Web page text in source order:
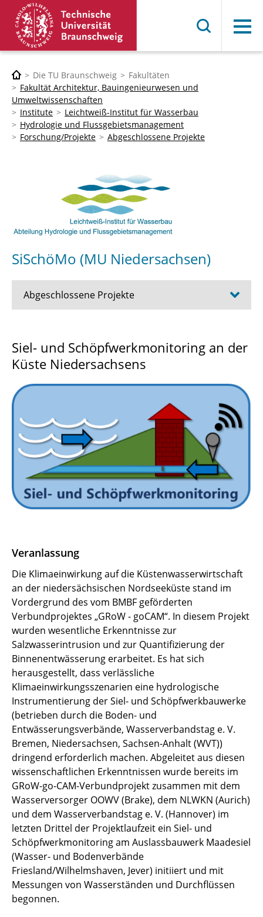
Menü
Die TU Braunschweig
Fakultäten
Fakultät Architektur, Bauingenieurwesen und
Umweltwissenschaften
Institute
Leichtweiß-Institut für Wasserbau
Hydrologie und Flussgebietsmanagement
Forschung/Projekte
Abgeschlossene Projekte
SiSchöMo (MU Niedersachsen)
Abgeschlossene Projekte
Citizen Science
SiSchöMo (MU Niedersachsen)
HyPoWaBS (BS|Energy)
EWAZ
go-CAM (BMBF)
PRE-PROMISE (DAAD)
D-SWAP (DFG)
NAWAK (BMBF)
BRAMAR (BMBF)
EWATEC COAST
TAPIOKA VIETNAM (BMBF)
ADPOM RESI (DAAD)
ClimaFloodTROPIC (DAAD)
DRINMOD (GIZ)
HARZMOD (HWW)
MAFFPO TROPIC (DAAD)
PR-FORECAST (NLWKN)
SANFLOW (Siemens)
Siel- und Schöpfwerkmonitoring an der
Küste Niedersachsens
Veranlassung
Die Klimaeinwirkung auf die Küstenwasserwirtschaft
an der niedersächsischen Nordseeküste stand im
Vordergrund des vom BMBF geförderten
Verbundprojektes „GRoW - goCAM“. In diesem Projekt
wurden wesentliche Erkenntnisse zur
Salzwasserintrusion und zur Quantifizierung der
Binnenent­wässerung erarbeitet. Es hat sich
herausgestellt, dass verlässliche
Klimaeinwirkungsszenarien eine hydrologische
Instrumentierung der Siel- und Schöpfwerkbauwerke
(betrieben durch die Boden- und
Entwässerungsverbände, Wasserverbandstag e. V.
Bremen, Niedersachsen, Sachsen-Anhalt (WVT))
dringend erforderlich machen. Abgeleitet aus diesen
wissenschaftlichen Erkenntnissen wurde bereits im
GRoW-go-CAM-Verbundprojekt zusammen mit dem
Wasser­versorger OOWV (Brake), dem NLWKN (Aurich)
und dem Wasserverbandstag e. V. (Hannover) im
letzten Drittel der Projektlaufzeit ein Siel- und
Schöpfwerkmonitoring am Auslassbauwerk Maadesiel
(Wasser- und Bodenverbände
Friesland/Wilhelmshaven, Jever) initiiert und mit
Messungen von Wasserständen und Durchflüssen
begonnen.